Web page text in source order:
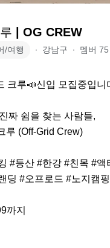
| OG CREW
/여행 ∙ 강남구 ∙ 멤버 75
크루📣신입 모집중입니
짜 쉼을 찾는 사람들,
루 (Off-Grid Crew)
#등산 #한강 #친목 #액
딩 #오프로드 #노지캠핑
까지